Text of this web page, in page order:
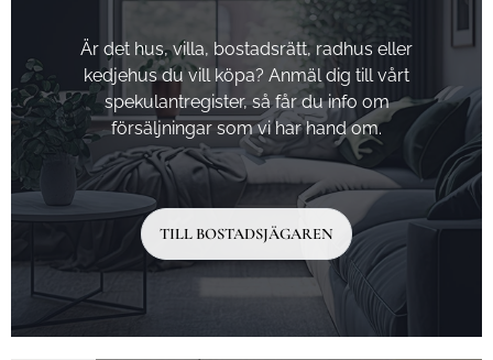
Är det hus, villa, bostadsrätt, radhus eller
kedjehus du vill köpa? Anmäl dig till vårt
spekulantregister, så får du info om
försäljningar som vi har hand om.
TILL BOSTADSJÄGAREN